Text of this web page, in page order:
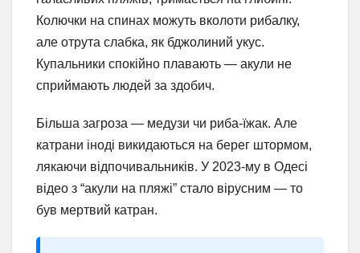
Колючки на спинах можуть вколоти рибалку,
але отрута слабка, як бджолиний укус.
Купальники спокійно плавають — акули не
сприймають людей за здобич.
Більша загроза — медузи чи риба-їжак. Але
катрани іноді викидаються на берег штормом,
лякаючи відпочивальників. У 2023-му в Одесі
відео з “акули на пляжі” стало вірусним — то
був мертвий катран.